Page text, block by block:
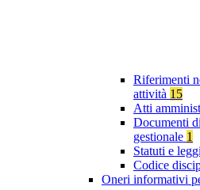
Riferimenti
attività 15
Atti
Documenti
gestionale 1
Statuti e
Codice
Oneri informativi